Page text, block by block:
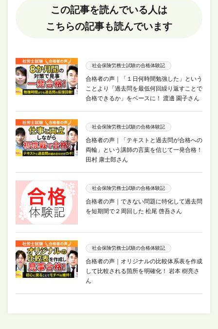
この記事を読んでいる人は
こちらの記事も読んでいます
社会保険労務士試験の合格体験記
合格者の声｜「１日何時間勉強した」という
ことより「過去問を最低何回繰り返すことで
合格できるか」をベースに！ 渡邊 園子さん
社会保険労務士試験の合格体験記
合格者の声｜「テキストと過去問が合格への
両輪」という講師の言葉を信じて一発合格！
田村 康士郎さん
社会保険労務士試験の合格体験記
合格者の声｜できない問題に特化して過去問
を短期間で２周回した 松尾 啓吾さん
社会保険労務士試験の合格体験記
合格者の声｜オリジナルの比較体系表を作成
して比較される箇所を明確化！ 岩本 樹亮さ
ん